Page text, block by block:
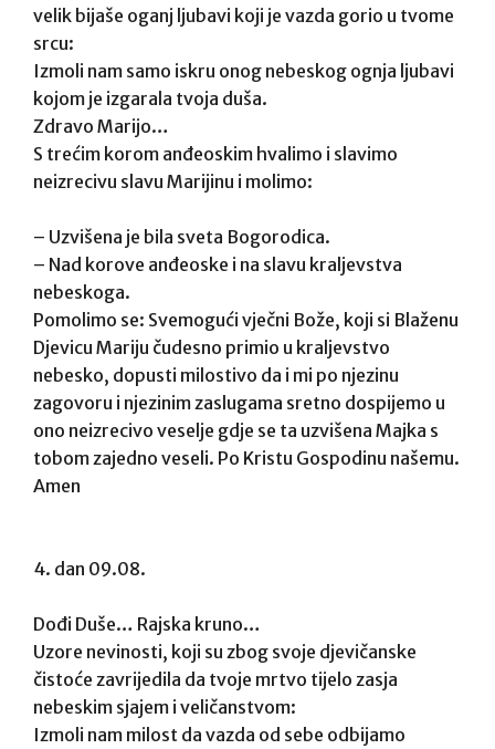
velik bijaše oganj ljubavi koji je vazda gorio u tvome
srcu:
Izmoli nam samo iskru onog nebeskog ognja ljubavi
kojom je izgarala tvoja duša.
Zdravo Marijo…
S trećim korom anđeoskim hvalimo i slavimo
neizrecivu slavu Marijinu i molimo:
– Uzvišena je bila sveta Bogorodica.
– Nad korove anđeoske i na slavu kraljevstva
nebeskoga.
Pomolimo se: Svemogući vječni Bože, koji si Blaženu
Djevicu Mariju čudesno primio u kraljevstvo
nebesko, dopusti milostivo da i mi po njezinu
zagovoru i njezinim zaslugama sretno dospijemo u
ono neizrecivo veselje gdje se ta uzvišena Majka s
tobom zajedno veseli. Po Kristu Gospodinu našemu.
Amen
4. dan 09.08.
Dođi Duše… Rajska kruno…
Uzore nevinosti, koji su zbog svoje djevičanske
čistoće zavrijedila da tvoje mrtvo tijelo zasja
nebeskim sjajem i veličanstvom:
Izmoli nam milost da vazda od sebe odbijamo